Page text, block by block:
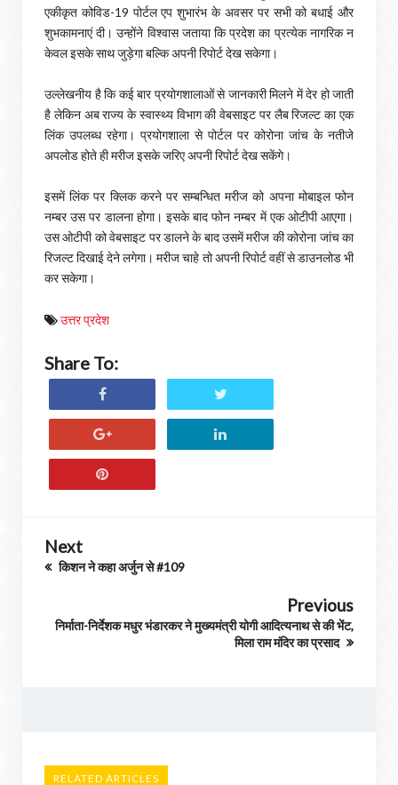
एकीकृत कोविड-19 पोर्टल एप शुभारंभ के अवसर पर सभी को बधाई और
शुभकामनाएं दी। उन्होंने विश्वास जताया कि प्रदेश का प्रत्येक नागरिक न
केवल इसके साथ जुड़ेगा बल्कि अपनी रिपोर्ट देख सकेगा।
उल्लेखनीय है कि कई बार प्रयोगशालाओं से जानकारी मिलने में देर हो जाती
है लेकिन अब राज्य के स्वास्थ्य विभाग की वेबसाइट पर लैब रिजल्ट का एक
लिंक उपलब्ध रहेगा। प्रयोगशाला से पोर्टल पर कोरोना जांच के नतीजे
अपलोड होते ही मरीज इसके जरिए अपनी रिपोर्ट देख सकेंगे।
इसमें लिंक पर क्लिक करने पर सम्बन्धित मरीज को अपना मोबाइल फोन
नम्बर उस पर डालना होगा। इसके बाद फोन नम्बर में एक ओटीपी आएगा।
उस ओटीपी को वेबसाइट पर डालने के बाद उसमें मरीज की कोरोना जांच का
रिजल्ट दिखाई देने लगेगा। मरीज चाहे तो अपनी रिपोर्ट वहीं से डाउनलोड भी
कर सकेगा।
उत्तर प्रदेश
Share To:
Next
किशन ने कहा अर्जुन से #109
Previous
निर्माता-निर्देशक मधुर भंडारकर ने मुख्यमंत्री योगी आदित्यनाथ से की भेंट,
मिला राम मंदिर का प्रसाद
RELATED ARTICLES